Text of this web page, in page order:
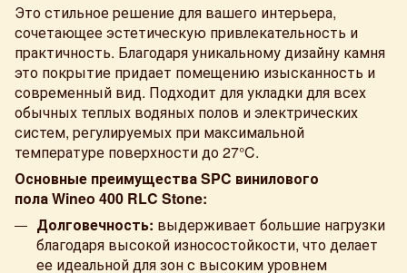
Это стильное решение для вашего интерьера,
сочетающее эстетическую привлекательность и
практичность. Благодаря уникальному дизайну камня
это покрытие придает помещению изысканность и
современный вид. Подходит для укладки для всех
обычных теплых водяных полов и электрических
систем, регулируемых при максимальной
температуре поверхности до 27°C.
Основные преимущества SPC винилового
пола Wineo 400 RLC Stone:
Долговечность: выдерживает большие нагрузки
благодаря высокой износостойкости, что делает
ее идеальной для зон с высоким уровнем